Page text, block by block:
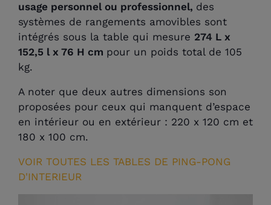
usage personnel ou professionnel, des
systèmes de rangements amovibles sont
intégrés sous la table qui mesure 274 L x
152,5 l x 76 H cm pour un poids total de 105
kg.
A noter que deux autres dimensions son
proposées pour ceux qui manquent d’espace
en intérieur ou en extérieur : 220 x 120 cm et
180 x 100 cm.
VOIR TOUTES LES TABLES DE PING-PONG
D'INTERIEUR